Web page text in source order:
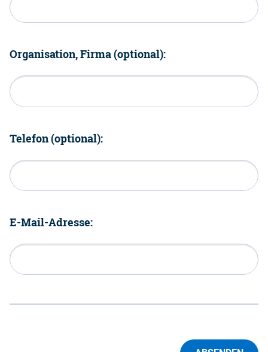
Organisation, Firma (optional):
Telefon (optional):
E-Mail-Adresse: